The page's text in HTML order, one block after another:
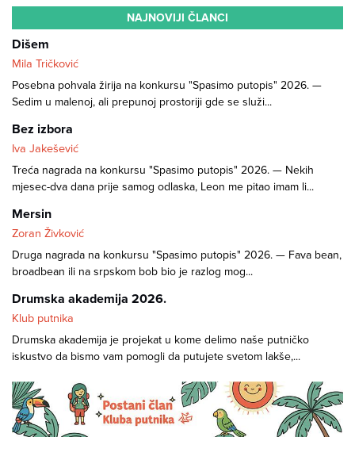
NAJNOVIJI ČLANCI
Dišem
Mila Tričković
Posebna pohvala žirija na konkursu "Spasimo putopis" 2026. —
Sedim u malenoj, ali prepunoj prostoriji gde se služi...
Bez izbora
Iva Jakešević
Treća nagrada na konkursu "Spasimo putopis" 2026. — Nekih
mjesec-dva dana prije samog odlaska, Leon me pitao imam li...
Mersin
Zoran Živković
Druga nagrada na konkursu "Spasimo putopis" 2026. — Fava bean,
broadbean ili na srpskom bob bio je razlog mog...
Drumska akademija 2026.
Klub putnika
Drumska akademija je projekat u kome delimo naše putničko
iskustvo da bismo vam pomogli da putujete svetom lakše,...